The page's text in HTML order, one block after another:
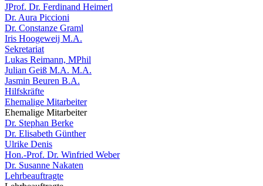
JProf. Dr. Ferdinand Heimerl
Dr. Aura Piccioni
Dr. Constanze Graml
Iris Hoogeweij M.A.
Sekretariat
Lukas Reimann, MPhil
Julian Geiß M.A. M.A.
Jasmin Beuren B.A.
Hilfskräfte
Ehemalige Mitarbeiter
Ehemalige Mitarbeiter
Dr. Stephan Berke
Dr. Elisabeth Günther
Ulrike Denis
Hon.-Prof. Dr. Winfried Weber
Dr. Susanne Nakaten
Lehrbeauftragte